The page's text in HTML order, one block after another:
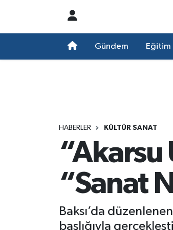
Gündem Eğitim
HABERLER KÜLTÜR SANAT
“Sanat
Baksı’da
başlığıyla
Süper Lig Puan Durumu ve Fikstür
Tüm Manşetler
Son Dakika Haberleri
Haber Arşivi